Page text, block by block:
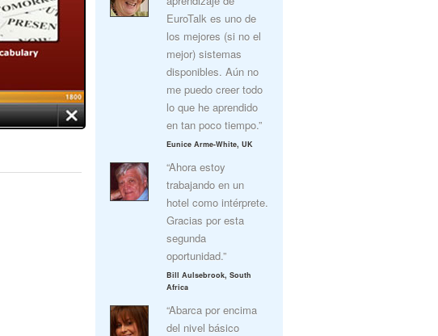
EuroTalk es uno de
los mejores (si no el
mejor) sistemas
disponibles. Aún no
me puedo creer todo
lo que he aprendido
en tan poco tiempo.”
Eunice Arme-White, UK
“Ahora estoy
trabajando en un
hotel como intérprete.
Gracias por esta
segunda
oportunidad.”
Bill Aulsebrook, South
Africa
“Abarca por encima
del nivel básico